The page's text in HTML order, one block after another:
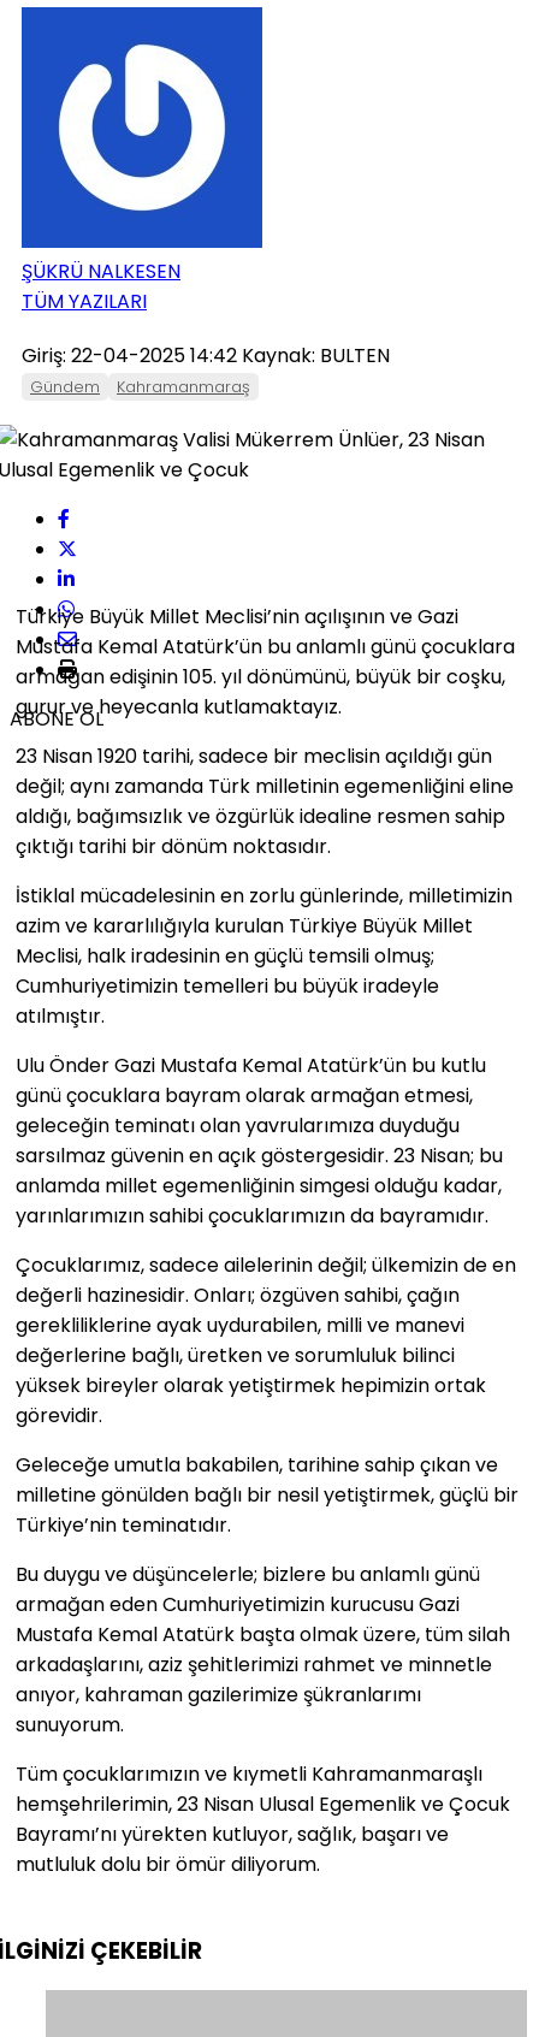
PAZARCIK
TÜRKOĞLU
ŞÜKRÜ NALKESEN
TÜM YAZILARI
Giriş: 22-04-2025 14:42 Kaynak: BULTEN
Gündem Kahramanmaraş
ABONE OL
Türkiye Büyük Millet Meclisi’nin açılışının ve Gazi
Mustafa Kemal Atatürk’ün bu anlamlı günü çocuklara
armağan edişinin 105. yıl dönümünü, büyük bir coşku,
gurur ve heyecanla kutlamaktayız.
23 Nisan 1920 tarihi, sadece bir meclisin açıldığı gün
değil; aynı zamanda Türk milletinin egemenliğini eline
aldığı, bağımsızlık ve özgürlük idealine resmen sahip
çıktığı tarihi bir dönüm noktasıdır.
İstiklal mücadelesinin en zorlu günlerinde, milletimizin
azim ve kararlılığıyla kurulan Türkiye Büyük Millet
Meclisi, halk iradesinin en güçlü temsili olmuş;
Cumhuriyetimizin temelleri bu büyük iradeyle
atılmıştır.
Ulu Önder Gazi Mustafa Kemal Atatürk’ün bu kutlu
günü çocuklara bayram olarak armağan etmesi,
geleceğin teminatı olan yavrularımıza duyduğu
sarsılmaz güvenin en açık göstergesidir. 23 Nisan; bu
anlamda millet egemenliğinin simgesi olduğu kadar,
yarınlarımızın sahibi çocuklarımızın da bayramıdır.
Çocuklarımız, sadece ailelerinin değil; ülkemizin de en
değerli hazinesidir. Onları; özgüven sahibi, çağın
gerekliliklerine ayak uydurabilen, milli ve manevi
değerlerine bağlı, üretken ve sorumluluk bilinci
yüksek bireyler olarak yetiştirmek hepimizin ortak
görevidir.
Geleceğe umutla bakabilen, tarihine sahip çıkan ve
milletine gönülden bağlı bir nesil yetiştirmek, güçlü bir
Türkiye’nin teminatıdır.
Bu duygu ve düşüncelerle; bizlere bu anlamlı günü
armağan eden Cumhuriyetimizin kurucusu Gazi
Mustafa Kemal Atatürk başta olmak üzere, tüm silah
arkadaşlarını, aziz şehitlerimizi rahmet ve minnetle
anıyor, kahraman gazilerimize şükranlarımı
sunuyorum.
Tüm çocuklarımızın ve kıymetli Kahramanmaraşlı
hemşehrilerimin, 23 Nisan Ulusal Egemenlik ve Çocuk
Bayramı’nı yürekten kutluyor, sağlık, başarı ve
mutluluk dolu bir ömür diliyorum.
ÇEKEBİLİR